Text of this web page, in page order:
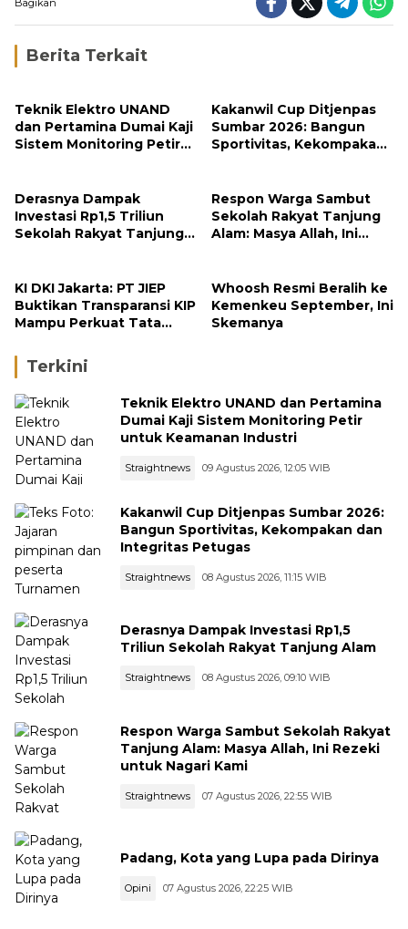
Bagikan
Berita Terkait
Teknik Elektro UNAND
dan Pertamina Dumai Kaji
Sistem Monitoring Petir
Kakanwil Cup Ditjenpas
Sumbar 2026: Bangun
Sportivitas, Kekompakan
Derasnya Dampak
Investasi Rp1,5 Triliun
Sekolah Rakyat Tanjung
Respon Warga Sambut
Sekolah Rakyat Tanjung
Alam: Masya Allah, Ini
KI DKI Jakarta: PT JIEP
Buktikan Transparansi KIP
Mampu Perkuat Tata
Whoosh Resmi Beralih ke
Kemenkeu September, Ini
Skemanya
Terkini
Teknik Elektro UNAND dan Pertamina
Dumai Kaji Sistem Monitoring Petir
untuk Keamanan Industri
Straightnews 09 Agustus 2026, 12:05 WIB
Kakanwil Cup Ditjenpas Sumbar 2026:
Bangun Sportivitas, Kekompakan dan
Integritas Petugas
Straightnews 08 Agustus 2026, 11:15 WIB
Derasnya Dampak Investasi Rp1,5
Triliun Sekolah Rakyat Tanjung Alam
Straightnews 08 Agustus 2026, 09:10 WIB
Respon Warga Sambut Sekolah Rakyat
Tanjung Alam: Masya Allah, Ini Rezeki
untuk Nagari Kami
Straightnews 07 Agustus 2026, 22:55 WIB
Padang, Kota yang Lupa pada Dirinya
Opini 07 Agustus 2026, 22:25 WIB